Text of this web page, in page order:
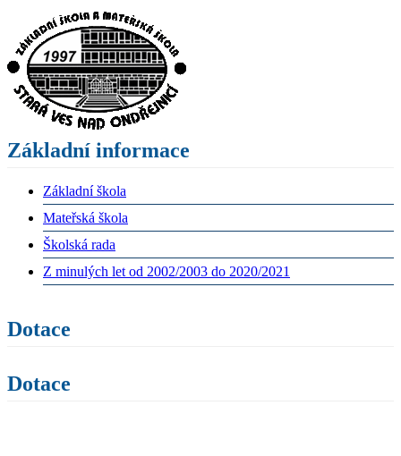
Základní informace
Základní škola
Mateřská škola
Školská rada
Z minulých let od 2002/2003 do 2020/2021
Dotace
Dotace